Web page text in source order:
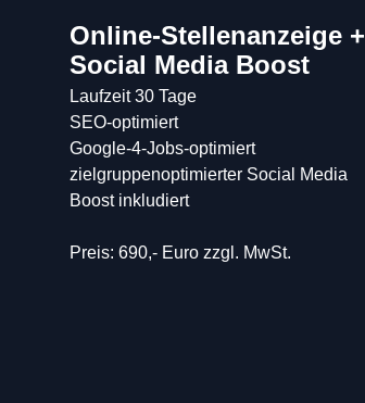
Online-Stellenanzeige +
Social Media Boost
Laufzeit 30 Tage
SEO-optimiert
Google-4-Jobs-optimiert
zielgruppenoptimierter Social Media
Boost inkludiert
Preis: 690,- Euro zzgl. MwSt.